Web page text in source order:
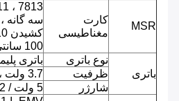
MSR
کارت
مغناطیسی
سه گانه
100 سانتی متر در ثانیه
باتری
نوع باتری
باتری
ظرفیت
3.7 ولت ، 5800 میلی آمپر ساعت
شارژر
5 ولت / 2 آمپر